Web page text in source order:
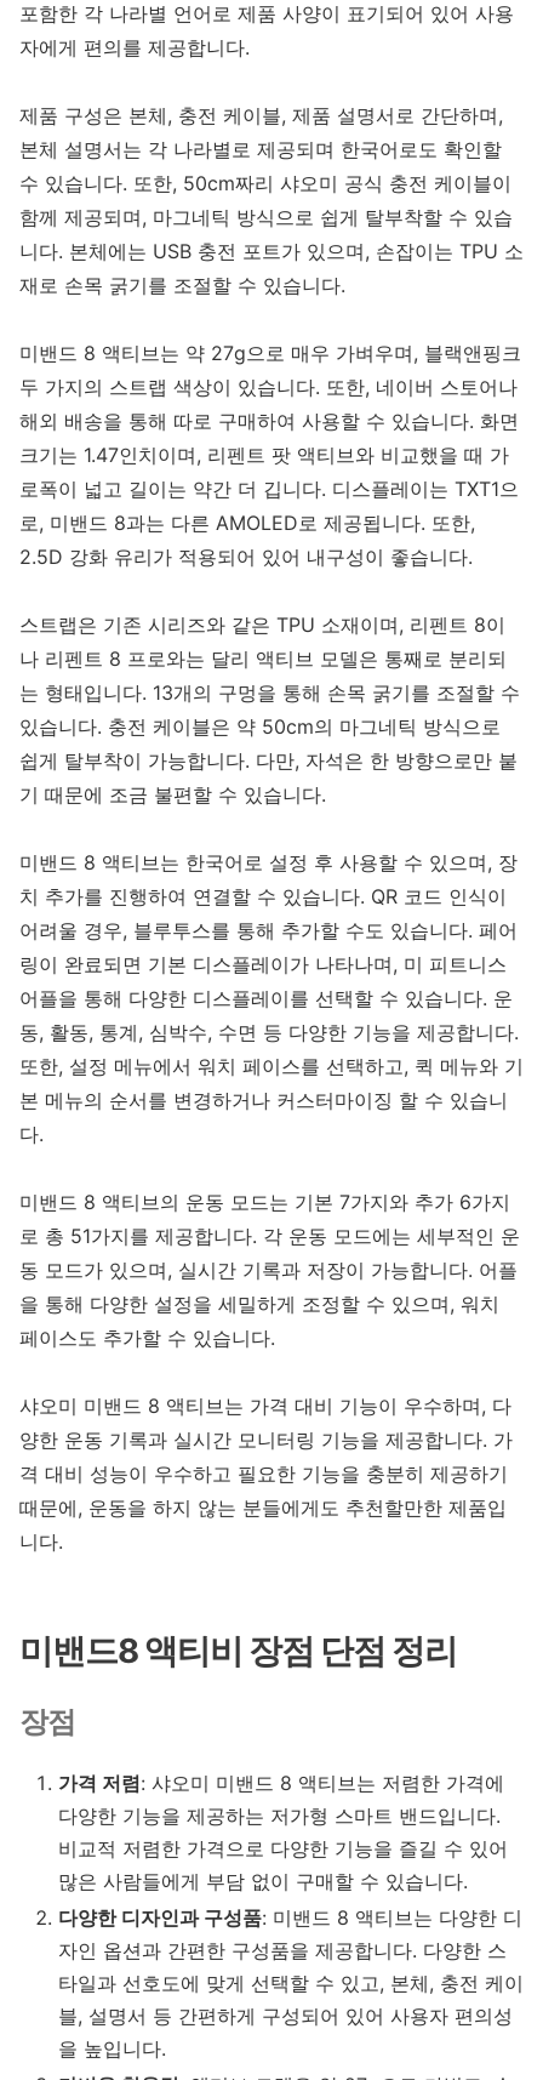
포함한 각 나라별 언어로 제품 사양이 표기되어 있어 사용
자에게 편의를 제공합니다.
제품 구성은 본체, 충전 케이블, 제품 설명서로 간단하며,
본체 설명서는 각 나라별로 제공되며 한국어로도 확인할
수 있습니다. 또한, 50cm짜리 샤오미 공식 충전 케이블이
함께 제공되며, 마그네틱 방식으로 쉽게 탈부착할 수 있습
니다. 본체에는 USB 충전 포트가 있으며, 손잡이는 TPU 소
재로 손목 굵기를 조절할 수 있습니다.
미밴드 8 액티브는 약 27g으로 매우 가벼우며, 블랙앤핑크
두 가지의 스트랩 색상이 있습니다. 또한, 네이버 스토어나
해외 배송을 통해 따로 구매하여 사용할 수 있습니다. 화면
크기는 1.47인치이며, 리펜트 팟 액티브와 비교했을 때 가
로폭이 넓고 길이는 약간 더 깁니다. 디스플레이는 TXT1으
로, 미밴드 8과는 다른 AMOLED로 제공됩니다. 또한,
2.5D 강화 유리가 적용되어 있어 내구성이 좋습니다.
스트랩은 기존 시리즈와 같은 TPU 소재이며, 리펜트 8이
나 리펜트 8 프로와는 달리 액티브 모델은 통째로 분리되
는 형태입니다. 13개의 구멍을 통해 손목 굵기를 조절할 수
있습니다. 충전 케이블은 약 50cm의 마그네틱 방식으로
쉽게 탈부착이 가능합니다. 다만, 자석은 한 방향으로만 붙
기 때문에 조금 불편할 수 있습니다.
미밴드 8 액티브는 한국어로 설정 후 사용할 수 있으며, 장
치 추가를 진행하여 연결할 수 있습니다. QR 코드 인식이
어려울 경우, 블루투스를 통해 추가할 수도 있습니다. 페어
링이 완료되면 기본 디스플레이가 나타나며, 미 피트니스
어플을 통해 다양한 디스플레이를 선택할 수 있습니다. 운
동, 활동, 통계, 심박수, 수면 등 다양한 기능을 제공합니다.
또한, 설정 메뉴에서 워치 페이스를 선택하고, 퀵 메뉴와 기
본 메뉴의 순서를 변경하거나 커스터마이징 할 수 있습니
다.
미밴드 8 액티브의 운동 모드는 기본 7가지와 추가 6가지
로 총 51가지를 제공합니다. 각 운동 모드에는 세부적인 운
동 모드가 있으며, 실시간 기록과 저장이 가능합니다. 어플
을 통해 다양한 설정을 세밀하게 조정할 수 있으며, 워치
페이스도 추가할 수 있습니다.
샤오미 미밴드 8 액티브는 가격 대비 기능이 우수하며, 다
양한 운동 기록과 실시간 모니터링 기능을 제공합니다. 가
격 대비 성능이 우수하고 필요한 기능을 충분히 제공하기
때문에, 운동을 하지 않는 분들에게도 추천할만한 제품입
니다.
미밴드8 액티비 장점 단점 정리
장점
가격 저렴: 샤오미 미밴드 8 액티브는 저렴한 가격에
다양한 기능을 제공하는 저가형 스마트 밴드입니다.
비교적 저렴한 가격으로 다양한 기능을 즐길 수 있어
많은 사람들에게 부담 없이 구매할 수 있습니다.
다양한 디자인과 구성품: 미밴드 8 액티브는 다양한 디
자인 옵션과 간편한 구성품을 제공합니다. 다양한 스
타일과 선호도에 맞게 선택할 수 있고, 본체, 충전 케이
블, 설명서 등 간편하게 구성되어 있어 사용자 편의성
을 높입니다.